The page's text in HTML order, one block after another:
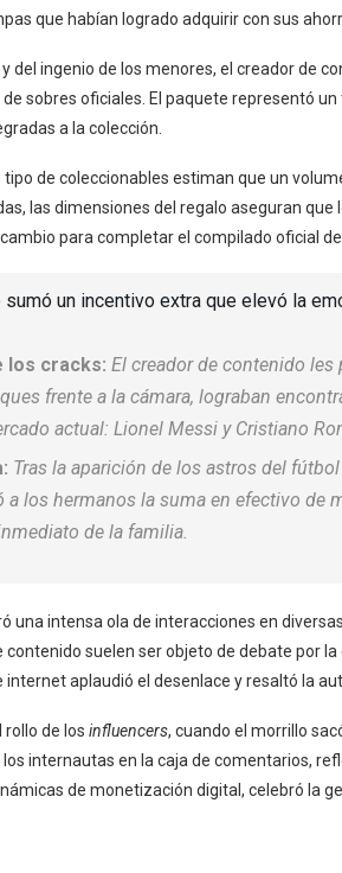
que habían logrado adquirir con sus
del ingenio de los menores, el creador de
sobres oficiales. El paquete representó
a la colección.
de coleccionables estiman que un
las dimensiones del regalo aseguran
para completar el compilado oficial
un incentivo extra que elevó la
los cracks: El creador de contenido
frente a la cámara, lograban
actual: Lionel Messi y Cristiano
Tras la aparición de los astros del
a los hermanos la suma en efectivo de
de la familia.
una intensa ola de interacciones en
contenido suelen ser objeto de debate por
internet aplaudió el desenlace y resaltó la
rollo de los influencers, cuando el morrillo
internautas en la caja de comentarios,
de monetización digital, celebró la